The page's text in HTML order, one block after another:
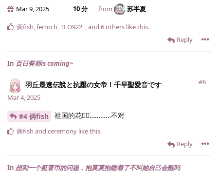
Mar 9, 2025
10 分 from 苏半夏
Reply
俩fish,ferroch,TLO922_ , and 6others like this.
In 百日誓师is coming~
羽丘最速伝說と抗壓の女帝！千早聖愛音です
#6
Mar 4, 2025
#4 俩fish 祖国的花👍🏻…………不对
Reply
俩fish and ceremony like this.
In 想到一个挺著币的问题，抱莫莫抱睡着了不叫她自己会醒吗